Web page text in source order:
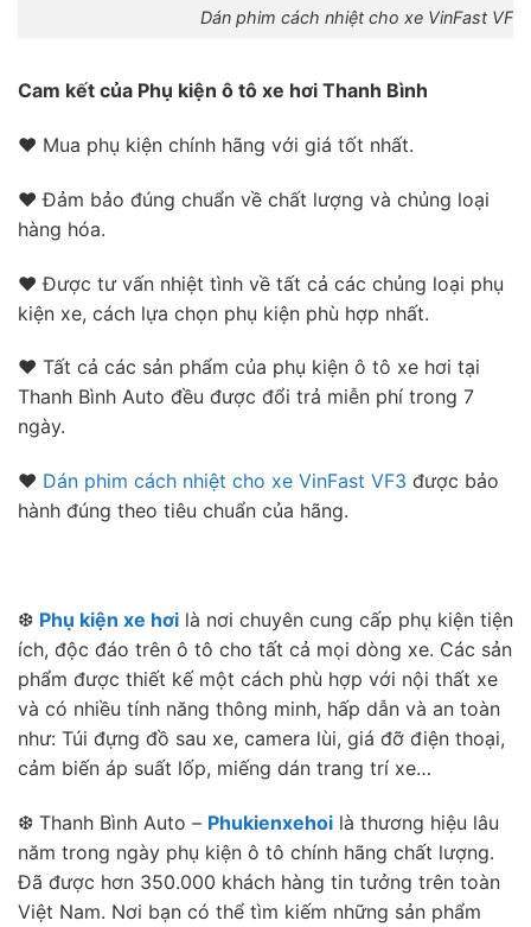
Dán phim cách nhiệt cho xe VinFast
Cam kết của Phụ kiện ô tô xe hơi Thanh Bình
❤ Mua phụ kiện chính hãng với giá tốt nhất.
❤ Đảm bảo đúng chuẩn về chất lượng và chủng loại
hàng hóa.
❤ Được tư vấn nhiệt tình về tất cả các chủng loại phụ
kiện xe, cách lựa chọn phụ kiện phù hợp nhất.
❤ Tất cả các sản phẩm của phụ kiện ô tô xe hơi tại
Thanh Bình Auto đều được đổi trả miễn phí trong 7
ngày.
❤ Dán phim cách nhiệt cho xe VinFast VF3 được bảo
hành đúng theo tiêu chuẩn của hãng.
❆ Phụ kiện xe hơi là nơi chuyên cung cấp phụ kiện tiện
ích, độc đáo trên ô tô cho tất cả mọi dòng xe. Các sản
phẩm được thiết kế một cách phù hợp với nội thất xe
và có nhiều tính năng thông minh, hấp dẫn và an toàn
như: Túi đựng đồ sau xe, camera lùi, giá đỡ điện thoại,
cảm biến áp suất lốp, miếng dán trang trí xe…
❆ Thanh Bình Auto – Phukienxehoi là thương hiệu lâu
năm trong ngày phụ kiện ô tô chính hãng chất lượng.
Đã được hơn 350.000 khách hàng tin tưởng trên toàn
Việt Nam. Nơi bạn có thể tìm kiếm những sản phẩm